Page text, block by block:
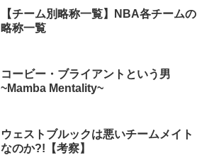
【チーム別略称一覧】NBA各チームの
略称一覧
コービー・ブライアントという男
~Mamba Mentality~
ウェストブルックは悪いチームメイト
なのか?!【考察】